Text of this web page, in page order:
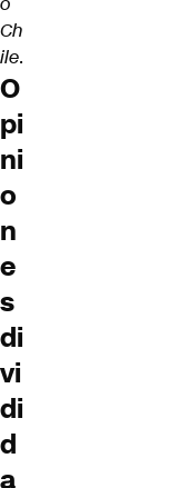
Ch
ile.
O
pi
ni
o
n
e
s
di
vi
di
d
a